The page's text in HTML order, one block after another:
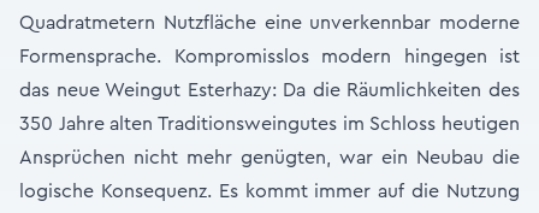
Quadratmetern Nutzfläche eine unverkennbar moderne
Formensprache. Kompromisslos modern hingegen ist
das neue Weingut Esterhazy: Da die Räumlichkeiten des
350 Jahre alten Traditionsweingutes im Schloss heutigen
Ansprüchen nicht mehr genügten, war ein Neubau die
logische Konsequenz. Es kommt immer auf die Nutzung